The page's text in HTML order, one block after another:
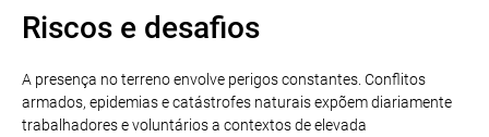
Riscos e desafios
A presença no terreno envolve perigos constantes. Conflitos
armados, epidemias e catástrofes naturais expõem diariamente
trabalhadores e voluntários a contextos de elevada